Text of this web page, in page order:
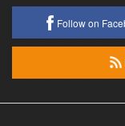
Follow on